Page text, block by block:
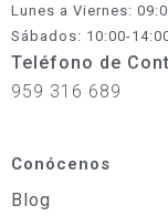
Lunes a Viernes:
Sábados: 10:00-
Teléfono de
959 316 689
Conócenos
Blog